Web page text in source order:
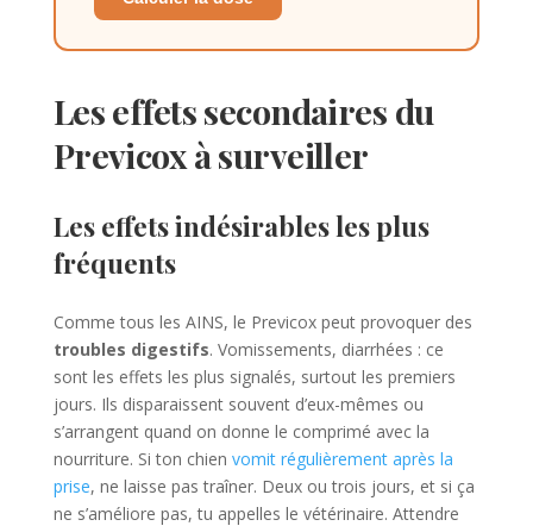
Les effets secondaires du
Previcox à surveiller
Les effets indésirables les plus
fréquents
Comme tous les AINS, le Previcox peut provoquer des
troubles digestifs. Vomissements, diarrhées : ce
sont les effets les plus signalés, surtout les premiers
jours. Ils disparaissent souvent d’eux-mêmes ou
s’arrangent quand on donne le comprimé avec la
nourriture. Si ton chien vomit régulièrement après la
prise, ne laisse pas traîner. Deux ou trois jours, et si ça
ne s’améliore pas, tu appelles le vétérinaire. Attendre